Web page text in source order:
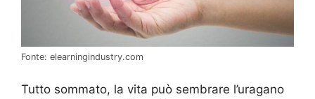
Fonte: elearningindustry.com
Tutto sommato, la vita può sembrare l’uragano